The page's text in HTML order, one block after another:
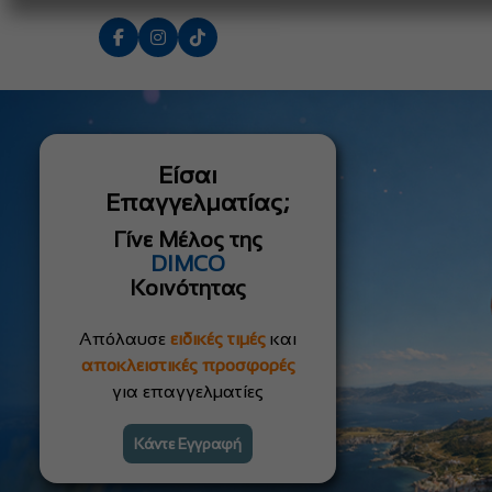
Είσαι
Επαγγελματίας;
Γίνε Μέλος της
DIMCO
Κοινότητας
Απόλαυσε ειδικές τιμές και
αποκλειστικές προσφορές
για επαγγελματίες
Κάντε Εγγραφή